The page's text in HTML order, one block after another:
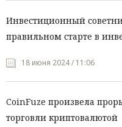
Инвестиционный
правильном старте в
18 июня 2024 / 11:06
CoinFuze произвела
торговли криптовалютой